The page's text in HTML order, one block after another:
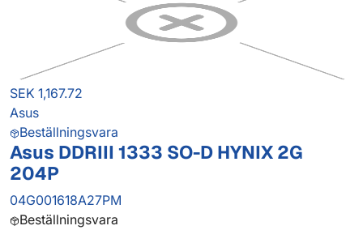
SEK 1,167.72
Asus
Beställningsvara
Asus DDRIII 1333 SO-D HYNIX 2G
204P
04G001618A27PM
Beställningsvara